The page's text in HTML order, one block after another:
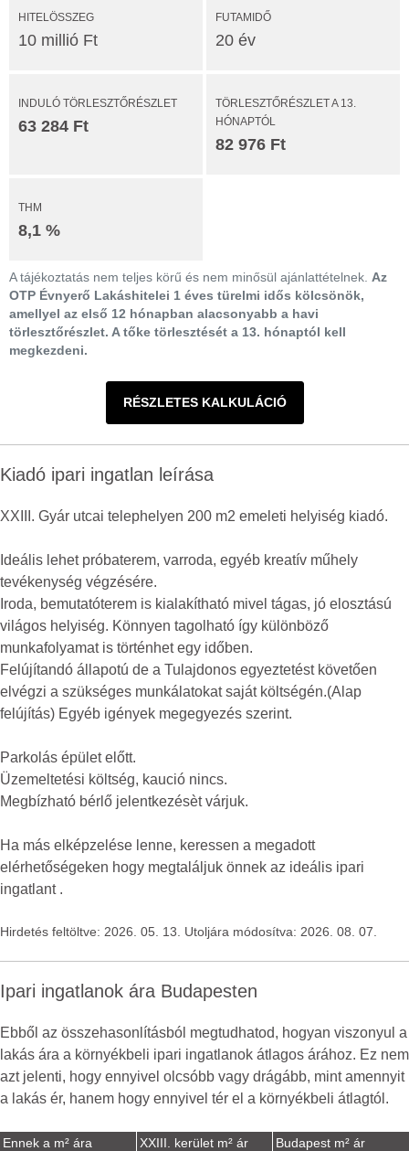
HITELÖSSZEG
10 millió Ft
FUTAMIDŐ
20 év
INDULÓ TÖRLESZTŐRÉSZLET
63 284 Ft
TÖRLESZTŐRÉSZLET A 13.
HÓNAPTÓL
82 976 Ft
THM
8,1 %
A tájékoztatás nem teljes körű és nem minősül ajánlattételnek. Az
OTP Évnyerő Lakáshitelei 1 éves türelmi idős kölcsönök,
amellyel az első 12 hónapban alacsonyabb a havi
törlesztőrészlet. A tőke törlesztését a 13. hónaptól kell
megkezdeni.
RÉSZLETES KALKULÁCIÓ
Kiadó ipari ingatlan leírása
XXIII. Gyár utcai telephelyen 200 m2 emeleti helyiség kiadó.
Ideális lehet próbaterem, varroda, egyéb kreatív műhely
tevékenység végzésére.
Iroda, bemutatóterem is kialakítható mivel tágas, jó elosztású
világos helyiség. Könnyen tagolható így különböző
munkafolyamat is történhet egy időben.
Felújítandó állapotú de a Tulajdonos egyeztetést követően
elvégzi a szükséges munkálatokat saját költségén.(Alap
felújítás) Egyéb igények megegyezés szerint.
Parkolás épület előtt.
Üzemeltetési költség, kaució nincs.
Megbízható bérlő jelentkezésèt várjuk.
Ha más elképzelése lenne, keressen a megadott
elérhetőségeken hogy megtaláljuk önnek az ideális ipari
ingatlant .
Hirdetés feltöltve: 2026. 05. 13. Utoljára módosítva: 2026. 08. 07.
Ipari ingatlanok ára Budapesten
Ebből az összehasonlításból megtudhatod, hogyan viszonyul a
lakás ára a környékbeli ipari ingatlanok átlagos árához. Ez nem
azt jelenti, hogy ennyivel olcsóbb vagy drágább, mint amennyit
a lakás ér, hanem hogy ennyivel tér el a környékbeli átlagtól.
Ennek a m² ára XXIII. kerület m² ár
Budapest m² ár